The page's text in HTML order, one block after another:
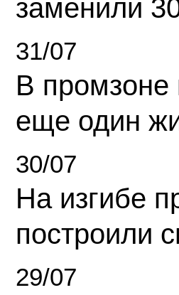
заменили
31/07
В промзоне
еще один
30/07
На изгибе
построили
29/07